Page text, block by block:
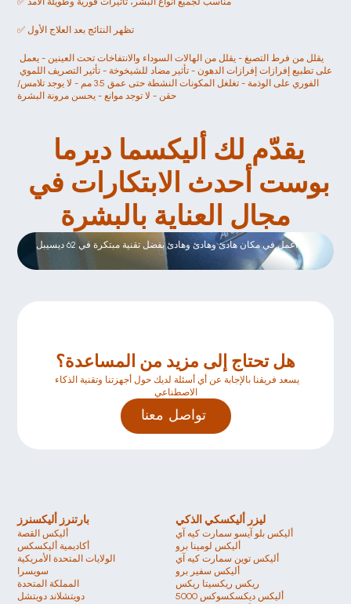
✅ تظهر النتائج بعد العلاج الأول
يقلل من فرط التصبغ - يقلل من الهالات السوداء والانتفاخات تحت العينين - يعمل
على تطبيع إفرازات إفرازات الدهون - تأثير مضاد للشيخوخة - تأثير التصريف اللموي
الفوري على الوذمة - تغلغل المكونات النشطة حتى عمق 3.5 مم - لا يوجد تلامس/
حقن - لا توجد موانع - يحسن مرونة البشرة
مجال العناية بالبشرة
Leise wie nie zuvor
اعمل في مكان هادئ وهادئ وهادئ بفضل تقنية مبتكرة في 62 ديسيبل
هل تحتاج إلى مزيد من المساعدة؟
الاصطناعي
تواصل معنا
بارتنرز أليكسنرز
أليكس القصة
أكاديمية أليكسكس
المملكة المتحدة
ليزر أليكسكي الذكي
أليكس بلو آيسو سمارت كيه آي
أليكس لومينا برو
أليكس توين سمارت كيه آي
ريكس ريكسيتا ريكس
أليكس ديكسكسوكس 5000